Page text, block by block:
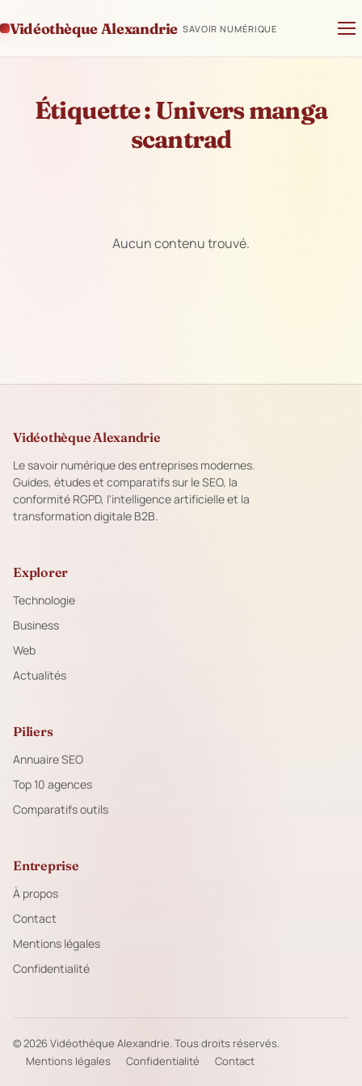
Vidéothèque Alexandrie SAVOIR NUMÉRIQUE
Étiquette :Univers manga
scantrad
Aucun contenu trouvé.
Vidéothèque Alexandrie
Le savoir numérique des entreprises modernes.
Guides, études et comparatifs sur le SEO, la
conformité RGPD, l'intelligence artificielle et la
transformation digitale B2B.
Explorer
Technologie
Business
Web
Actualités
Piliers
Annuaire SEO
Top 10 agences
Comparatifs outils
Entreprise
À propos
Contact
Mentions légales
Confidentialité
© 2026 Vidéothèque Alexandrie. Tous droits réservés.
Mentions légales
Confidentialité Contact